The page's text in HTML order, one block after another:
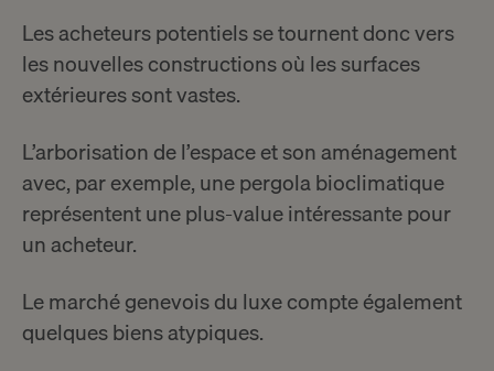
Les acheteurs potentiels se tournent donc vers
les nouvelles constructions où les surfaces
extérieures sont vastes.
L’arborisation de l’espace et son aménagement
avec, par exemple, une pergola bioclimatique
représentent une plus-value intéressante pour
un acheteur.
Le marché genevois du luxe compte également
quelques biens atypiques.